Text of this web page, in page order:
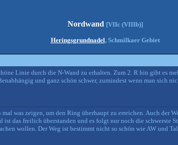
Nordwand [VIIc (VIIIb)]
Heringsgrundnadel, Schmilkaer Gebiet
Linie durch die N-Wand zu erhalten. Zum 2. R hin gibt es
und ganz schön schwer, zumindest wenn man sich
was zeigen, um den Ring überhaupt zu erreichen. Auch der
das freilich überstanden und es folgt nur noch die schwerste
wollen. Der Weg ist bestimmt nicht so schön wie AW und